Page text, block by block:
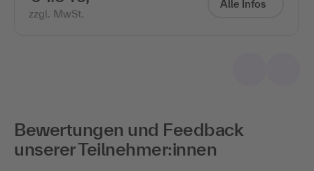
zzgl. MwSt.
Alle Infos
Bewertungen und Feedback
unserer Teilnehmer:innen